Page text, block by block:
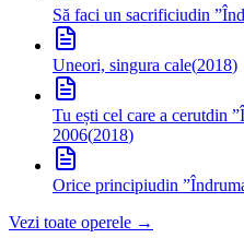
Să faci un sacrificiudin
Uneori, singura cale(2018)
Tu ești cel care a cerutdin
2006(2018)
Orice principiudin
Vezi toate operele →